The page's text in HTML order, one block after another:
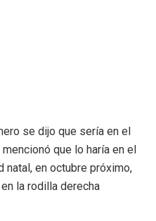
se dijo que sería en el
que lo haría en el
natal, en octubre próximo,
la rodilla derecha